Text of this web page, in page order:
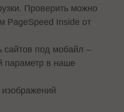
Проверить можно
PageSpeed Inside от
сайтов под мобайл –
параметр в наше